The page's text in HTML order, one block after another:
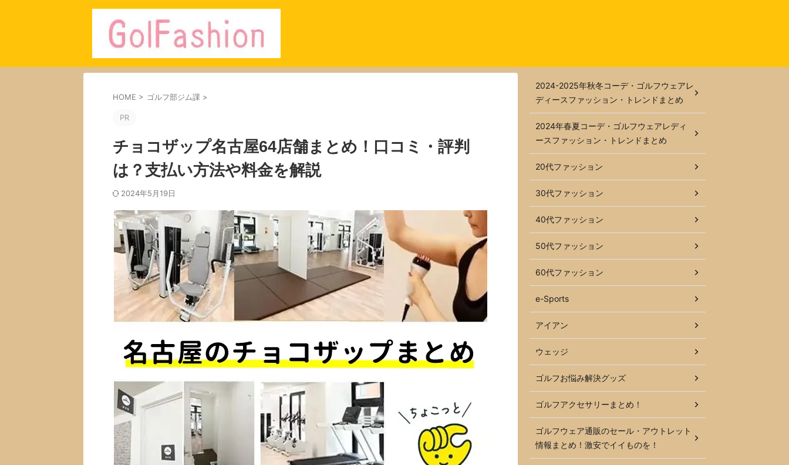
HOME > ゴルフ部ジム課 >
PR
チョコザップ名古屋64店舗まとめ！口コミ・評判
は？支払い方法や料金を解説
2024年5月19日
2024-2025年秋冬コーデ・ゴルフウェアレ
ディースファッション・トレンドまとめ
2024年春夏コーデ・ゴルフウェアレディ
ースファッション・トレンドまとめ
20代ファッション
30代ファッション
40代ファッション
50代ファッション
60代ファッション
e-Sports
アイアン
ウェッジ
ゴルフお悩み解決グッズ
ゴルフアクセサリーまとめ！
ゴルフウェア通販のセール・アウトレット
情報まとめ！激安でイイものを！